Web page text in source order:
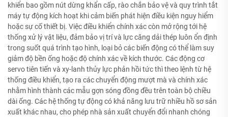
khiển bao gồm nút dừng khẩn cấp, rào chắn bảo vệ và quy trình tắt
máy tự động kích hoạt khi cảm biến phát hiện điều kiện nguy hiểm
hoặc sự cố thiết bị. Việc điều khiển chính xác còn mở rộng tới hệ
thống xử lý vật liệu, đảm bảo vị trí và lực căng dải thép luôn ổn định
trong suốt quá trình tạo hình, loại bỏ các biến động có thể làm suy
giảm độ bền ống hoặc độ chính xác về kích thước. Các động cơ
servo tiên tiến và xy-lanh thủy lực phản hồi tức thì theo lệnh từ hệ
thống điều khiển, tạo ra các chuyển động mượt mà và chính xác
nhằm hình thành các mẫu gợn sóng đồng đều trên toàn bộ chiều
dài ống. Các hệ thống tự động có khả năng lưu trữ nhiều hồ sơ sản
xuất khác nhau, cho phép nhà sản xuất chuyển đổi nhanh chóng